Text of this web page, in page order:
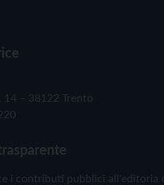
– 38122 Trento
i contributi pubblici all'editoria